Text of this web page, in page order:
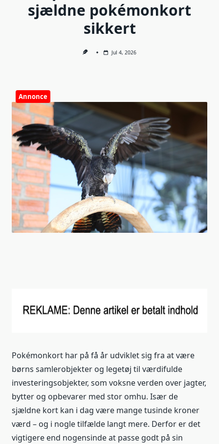
sjældne pokémonkort
sikkert
Jul 4, 2026
Annonce
Pokémonkort har på få år udviklet sig fra at være
børns samlerobjekter og legetøj til værdifulde
investeringsobjekter, som voksne verden over jagter,
bytter og opbevarer med stor omhu. Især de
sjældne kort kan i dag være mange tusinde kroner
værd – og i nogle tilfælde langt mere. Derfor er det
vigtigere end nogensinde at passe godt på sin